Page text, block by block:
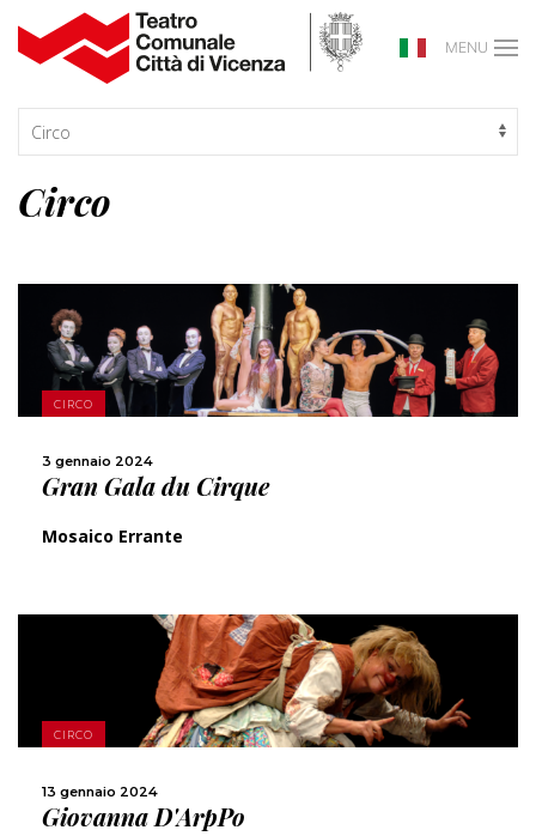
MENU
Circo
CIRCO
3 gennaio 2024
Gran Gala du Cirque
Mosaico Errante
SCOPRI DI PIÙ
CIRCO
13 gennaio 2024
Giovanna D'ArpPo
SCOPRI DI PIÙ